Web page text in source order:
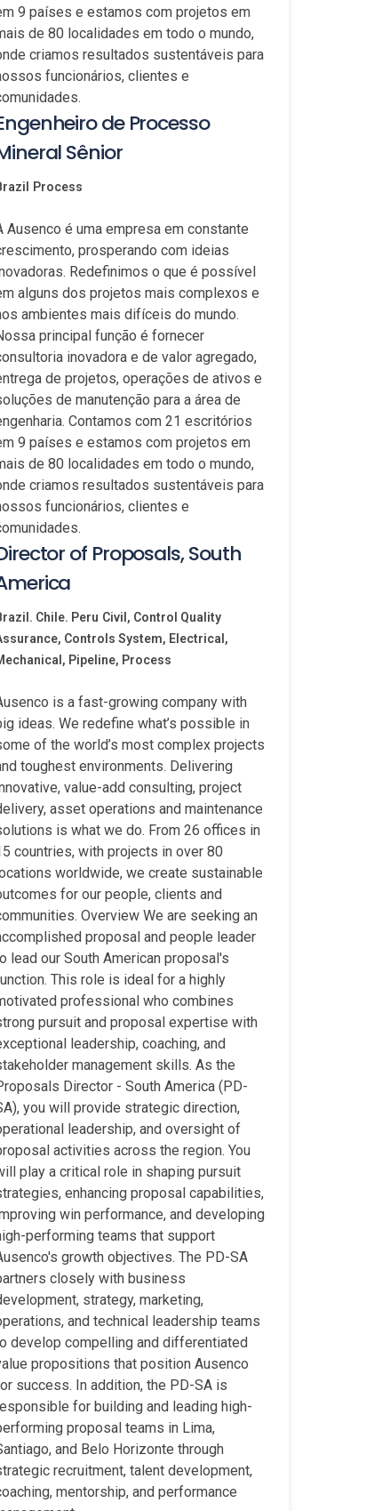
9 países e estamos com projetos em
de 80 localidades em todo o mundo,
criamos resultados sustentáveis para
funcionários, clientes e
de Processo
Sênior
Process
Ausenco é uma empresa em constante
prosperando com ideias
Redefinimos o que é possível
alguns dos projetos mais complexos e
ambientes mais difíceis do mundo.
principal função é fornecer
inovadora e de valor agregado,
de projetos, operações de ativos e
de manutenção para a área de
Contamos com 21 escritórios
9 países e estamos com projetos em
de 80 localidades em todo o mundo,
criamos resultados sustentáveis para
funcionários, clientes e
of Proposals, South
Chile. Peru Civil, Control Quality
Controls System, Electrical,
Pipeline, Process
is a fast-growing company with
ideas. We redefine what’s possible in
of the world’s most complex projects
toughest environments. Delivering
value-add consulting, project
asset operations and maintenance
is what we do. From 26 offices in
countries, with projects in over 80
worldwide, we create sustainable
for our people, clients and
Overview We are seeking an
proposal and people leader
lead our South American proposal's
This role is ideal for a highly
professional who combines
pursuit and proposal expertise with
leadership, coaching, and
management skills. As the
Director - South America (PD-
you will provide strategic direction,
leadership, and oversight of
activities across the region. You
play a critical role in shaping pursuit
enhancing proposal capabilities,
win performance, and developing
performing teams that support
growth objectives. The PD-SA
closely with business
strategy, marketing,
and technical leadership teams
develop compelling and differentiated
propositions that position Ausenco
success. In addition, the PD-SA is
for building and leading high-
proposal teams in Lima,
and Belo Horizonte through
recruitment, talent development,
mentorship, and performance